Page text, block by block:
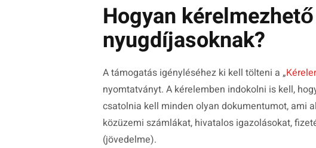
Hogyan
nyugdíjasoknak?
A támogatás igényléséhez ki kell tölteni a „
nyomtatványt. A kérelemben indokolni is kell,
csatolnia kell minden olyan dokumentumot, ami
közüzemi számlákat, hivatalos igazolásokat,
(jövedelme).